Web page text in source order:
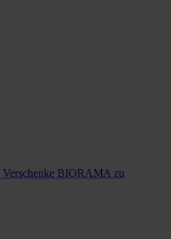
Verschenke BIORAMA zu